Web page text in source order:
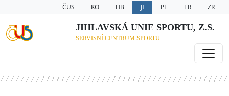
ČUS KO HB JI PE TR ZR
JIHLAVSKÁ UNIE SPORTU, Z.S.
SERVISNÍ CENTRUM SPORTU